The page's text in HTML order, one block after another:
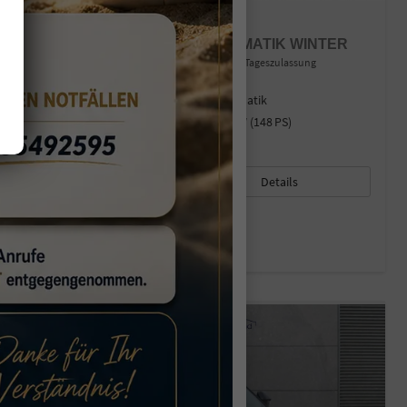
TECHNO MILD HYBRID 150 AUTOMATIK WINTER
Neuwagen mit Tageszulassung
42815 GetriebeAutomatik
Benzin Leistung 109 kW (148 PS)
Details
Verbrauch kombiniert:6,40 l/100km
CO -Klasse:E
2 -Emissionen: